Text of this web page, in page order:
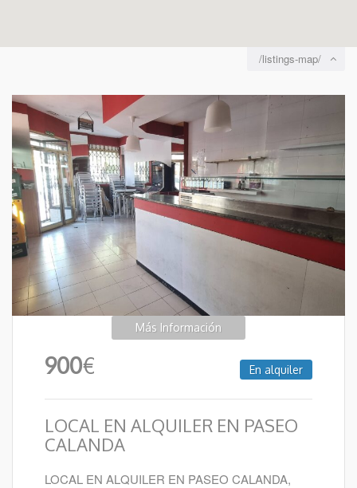
/listings-map/
Más Información
900€ En alquiler
LOCAL EN ALQUILER EN PASEO
CALANDA
LOCAL EN ALQUILER EN PASEO CALANDA,